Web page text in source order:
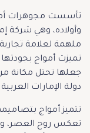
وأولاده، وهي شركة
ملهمة لعلامة
تميزت أمواج بجودتها
جعلها تحتل مكانة
دولة الإمارات العربية
تتميز أمواج
تعكس روح العصر،